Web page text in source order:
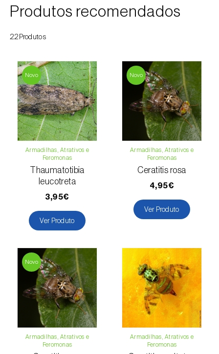
Cerejeira (
Chicória (Cichorium spp.
Citrinos (Citrus spp.
Colza (Brassica napus
Coqueiro (Cocos nucifera
Courgette (Cucurbita pepo )
Couve (Brassica oleracea
Craveiro (Dianthus caryophyllus)
Crisântemo (Chrysanthemum spp.)
Diospireiro (Diospyros spp.
Dracena (Dracaena spp.
Endívia (Cichorium intybus )
Ervilha (Pisum sativum
Espargo (Asparagus officinalis
Produtos recomendados
22Produtos
Novo
Armadilhas, Atrativos e
Feromonas
Thaumatotibia
leucotreta
3,95€
Ver Produto
Novo
Armadilhas, Atrativos e
Feromonas
Ceratitis rosa
4,95€
Ver Produto
Novo
Armadilhas, Atrativos e
Feromonas
Armadilhas, Atrativos e
Feromonas